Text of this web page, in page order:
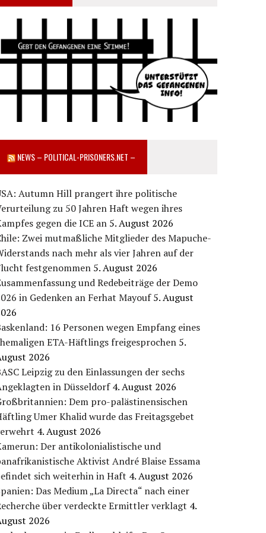
NEWS – POLITICAL-PRISONERS.NET –
Autumn Hill prangert ihre politische
zu 50 Jahren Haft wegen ihres
gegen die ICE an 5. August 2026
Zwei mutmaßliche Mitglieder des Mapuche-
nach mehr als vier Jahren auf der
festgenommen 5. August 2026
und Redebeiträge der Demo
in Gedenken an Ferhat Mayouf 5. August
16 Personen wegen Empfang eines
ETA-Häftlings freigesprochen 5.
2026
Leipzig zu den Einlassungen der sechs
in Düsseldorf 4. August 2026
Dem pro-palästinensischen
Umer Khalid wurde das Freitagsgebet
4. August 2026
Der antikolonialistische und
Aktivist André Blaise Essama
sich weiterhin in Haft 4. August 2026
Das Medium „La Directa“ nach einer
über verdeckte Ermittler verklagt 4.
2026